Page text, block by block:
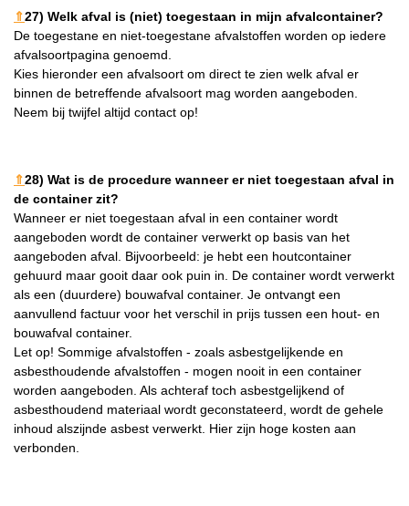
⇑27) Welk afval is (niet) toegestaan in mijn afvalcontainer?
De toegestane en niet-toegestane afvalstoffen worden op iedere
afvalsoortpagina genoemd.
Kies hieronder een afvalsoort om direct te zien welk afval er
binnen de betreffende afvalsoort mag worden aangeboden.
Neem bij twijfel altijd contact op!
⇑28) Wat is de procedure wanneer er niet toegestaan afval in
de container zit?
Wanneer er niet toegestaan afval in een container wordt
aangeboden wordt de container verwerkt op basis van het
aangeboden afval. Bijvoorbeeld: je hebt een houtcontainer
gehuurd maar gooit daar ook puin in. De container wordt verwerkt
als een (duurdere) bouwafval container. Je ontvangt een
aanvullend factuur voor het verschil in prijs tussen een hout- en
bouwafval container.
Let op! Sommige afvalstoffen - zoals asbestgelijkende en
asbesthoudende afvalstoffen - mogen nooit in een container
worden aangeboden. Als achteraf toch asbestgelijkend of
asbesthoudend materiaal wordt geconstateerd, wordt de gehele
inhoud alszijnde asbest verwerkt. Hier zijn hoge kosten aan
verbonden.